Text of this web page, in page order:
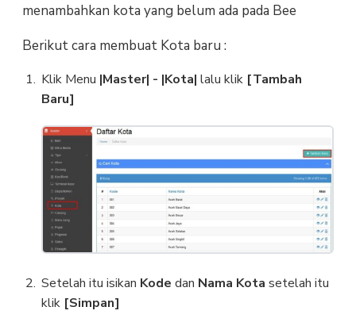
menambahkan kota yang belum ada pada Bee
Berikut cara membuat Kota baru :
Klik Menu |Master| - |Kota| lalu klik [Tambah
Baru]
Setelah itu isikan Kode dan Nama Kota setelah itu
klik [Simpan]